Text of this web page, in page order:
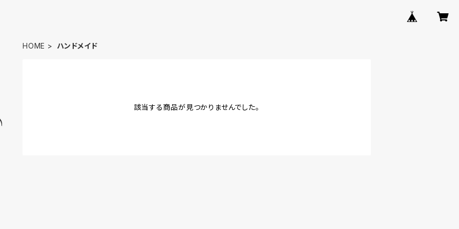
HOME ハンドメイド
該当する商品が見つかりませんでした。